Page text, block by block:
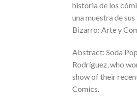
historia de los
una muestra de
Bizarro: Arte y
Abstract: Soda
Rodríguez, who
show of their
Comics.